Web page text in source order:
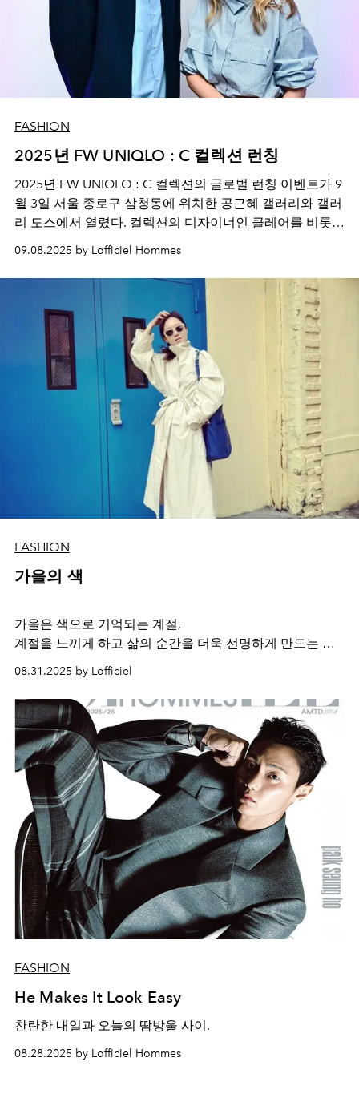
FASHION
2025년 FW UNIQLO : C 컬렉션 런칭
2025년 FW UNIQLO : C 컬렉션의 글로벌 런칭 이벤트가 9
월 3일 서울 종로구 삼청동에 위치한 공근혜 갤러리와 갤러
리 도스에서 열렸다. 컬렉션의 디자이너인 클레어를 비롯
해 권유리, 황인엽, 정용화등 많은 셀럽들의 방문으로 더욱
빛난 이번 이벤트는, 모던한 공간 연출 속에서 2025년 FW
컬렉션의 핵심인 ‘모더니티 인 모션’을 생생하게 느낄 수 있
09.08.2025 by Lofficiel Hommes
FASHION
가을의 색
가을은 색으로 기억되는 계절,
계절을 느끼게 하고 삶의 순간을 더욱 선명하게 만드는 델
08.31.2025 by Lofficiel
FASHION
He Makes It Look Easy
찬란한 내일과 오늘의 땀방울 사이.
08.28.2025 by Lofficiel Hommes